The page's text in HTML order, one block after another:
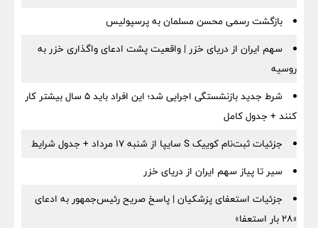
بازگشت رسمی محسن مسلمان به پرسپولیس
سهم ایران از دریای خزر | واقعیت پشت ادعای واگذاری خزر به
روسیه
شرط جدید بازنشستگی اجرایی شد؛ این افراد باید ۵ سال بیشتر کار
کنند + جدول کامل
جزئیات ثبت‌نام کوییک S سایپا از شنبه ۱۷ مرداد + جدول شرایط
سیر تا پیاز سهم ایران از دریای خزر
جزئیات استعفای پزشکیان | پاسخ صریح رئیس‌جمهور به ادعای
«۲۸ بار استعفا»